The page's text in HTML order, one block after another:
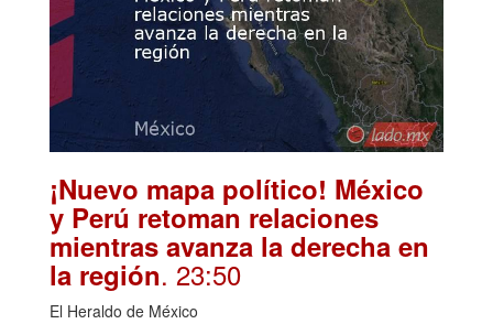
¡Nuevo mapa político! México
y Perú retoman relaciones
mientras avanza la derecha en
la región. 23:50
El Heraldo de México